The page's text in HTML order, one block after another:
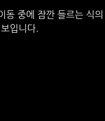
동 중에 잠깐 들르는 식의
입니다.